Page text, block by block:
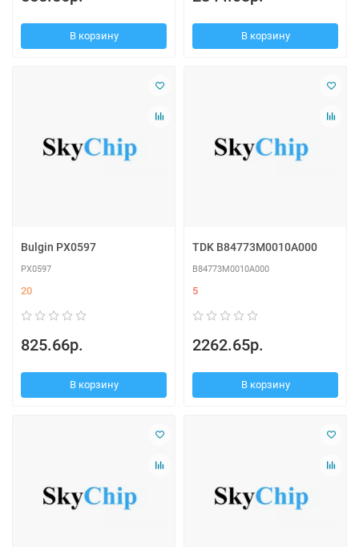
В корзину В корзину
Bulgin PX0597
PX0597
20
825.66р.
В корзину
TDK B84773M0010A000
B84773M0010A000
5
2262.65р.
В корзину